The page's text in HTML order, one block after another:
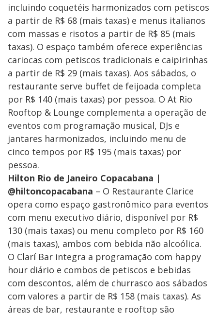
incluindo coquetéis harmonizados com petiscos
a partir de R$ 68 (mais taxas) e menus italianos
com massas e risotos a partir de R$ 85 (mais
taxas). O espaço também oferece experiências
cariocas com petiscos tradicionais e caipirinhas
a partir de R$ 29 (mais taxas). Aos sábados, o
restaurante serve buffet de feijoada completa
por R$ 140 (mais taxas) por pessoa. O At Rio
Rooftop & Lounge complementa a operação de
eventos com programação musical, DJs e
jantares harmonizados, incluindo menu de
cinco tempos por R$ 195 (mais taxas) por
pessoa.
Hilton Rio de Janeiro Copacabana |
@hiltoncopacabana – O Restaurante Clarice
opera como espaço gastronômico para eventos
com menu executivo diário, disponível por R$
130 (mais taxas) ou menu completo por R$ 160
(mais taxas), ambos com bebida não alcoólica.
O Clarí Bar integra a programação com happy
hour diário e combos de petiscos e bebidas
com descontos, além de churrasco aos sábados
com valores a partir de R$ 158 (mais taxas). As
áreas de bar, restaurante e rooftop são